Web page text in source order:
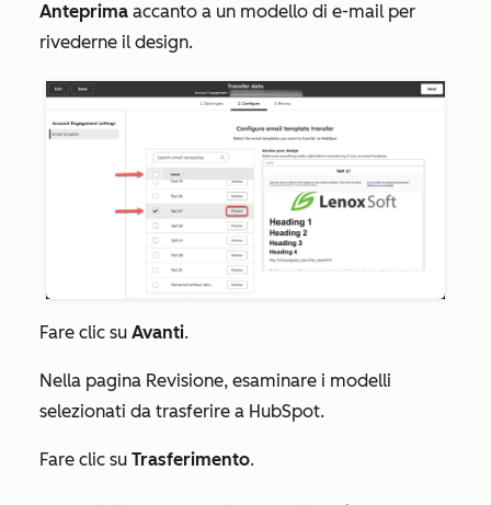
Anteprima accanto a un modello di e-mail per
rivederne il design.
Fare clic su Avanti.
Nella pagina Revisione, esaminare i modelli
selezionati da trasferire a HubSpot.
Fare clic su Trasferimento.